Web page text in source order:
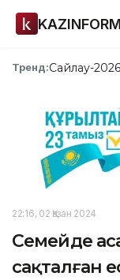
KAZINFORM
Тренд:Сайлау-2026
22:16, 02 Қазан 2024
Семейде
сақталған